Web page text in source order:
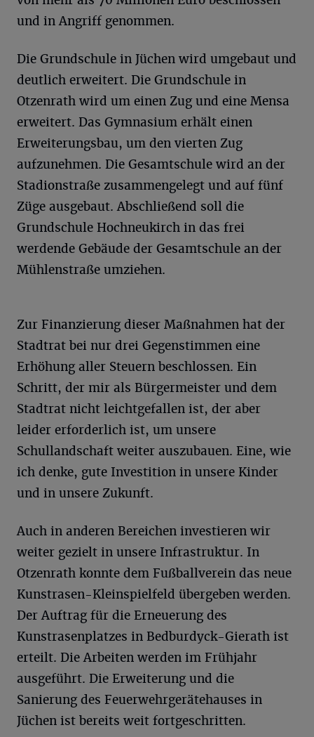
und in Angriff genommen.
Die Grundschule in Jüchen wird umgebaut und
deutlich erweitert. Die Grundschule in
Otzenrath wird um einen Zug und eine Mensa
erweitert. Das Gymnasium erhält einen
Erweiterungsbau, um den vierten Zug
aufzunehmen. Die Gesamtschule wird an der
Stadionstraße zusammengelegt und auf fünf
Züge ausgebaut. Abschließend soll die
Grundschule Hochneukirch in das frei
werdende Gebäude der Gesamtschule an der
Mühlenstraße umziehen.
Zur Finanzierung dieser Maßnahmen hat der
Stadtrat bei nur drei Gegenstimmen eine
Erhöhung aller Steuern beschlossen. Ein
Schritt, der mir als Bürgermeister und dem
Stadtrat nicht leichtgefallen ist, der aber
leider erforderlich ist, um unsere
Schullandschaft weiter auszubauen. Eine, wie
ich denke, gute Investition in unsere Kinder
und in unsere Zukunft.
Auch in anderen Bereichen investieren wir
weiter gezielt in unsere Infrastruktur. In
Otzenrath konnte dem Fußballverein das neue
Kunstrasen-Kleinspielfeld übergeben werden.
Der Auftrag für die Erneuerung des
Kunstrasenplatzes in Bedburdyck-Gierath ist
erteilt. Die Arbeiten werden im Frühjahr
ausgeführt. Die Erweiterung und die
Sanierung des Feuerwehrgerätehauses in
Jüchen ist bereits weit fortgeschritten.